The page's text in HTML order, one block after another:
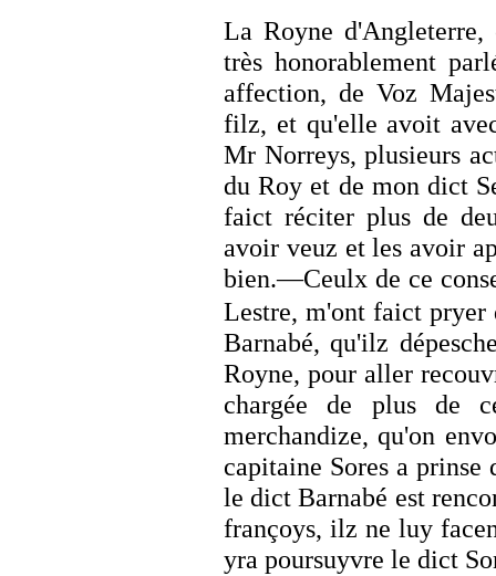
La Royne d'Angleterre,
très honorablement
affection, de Voz
filz, et qu'elle avoit
Mr Norreys, plusieurs
du Roy et de mon dict
faict réciter plus de
avoir veuz et les avoir
bien.—Ceulx de ce
Lestre, m'ont faict
Barnabé, qu'ilz
Royne, pour aller
chargée de plus de
merchandize, qu'on
capitaine Sores a
le dict Barnabé est
françoys, ilz ne luy
yra poursuyvre le dict